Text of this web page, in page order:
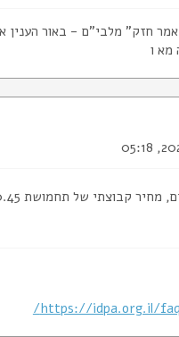
חזק" מלבי"ם - באור
מא ו
של תחמושת 0.45 הוא 2 ש"ח לכדור.
https://idpa.org.il/faq/